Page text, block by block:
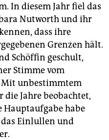
In diesem Jahr fiel das
Nutworth und ihr
dass ihre
Grenzen hält.
Schöffin geschult,
Stimme vom
Mit unbestimmtem
Jahre beobachtet,
habe
Einlullen und